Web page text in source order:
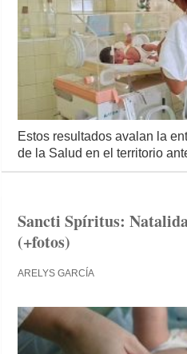
Estos resultados avalan la
de la Salud en el territorio
Sancti Spíritus:
(+fotos)
ARELYS GARCÍA